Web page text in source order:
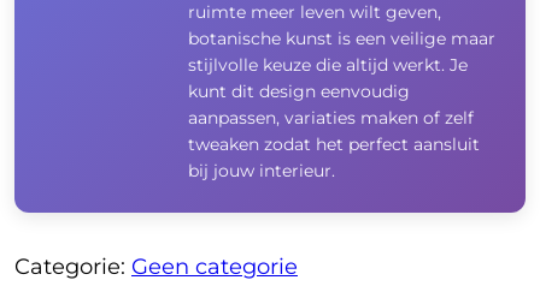
ruimte meer leven wilt geven,
botanische kunst is een veilige maar
stijlvolle keuze die altijd werkt. Je
kunt dit design eenvoudig
aanpassen, variaties maken of zelf
tweaken zodat het perfect aansluit
bij jouw interieur.
Categorie: Geen categorie